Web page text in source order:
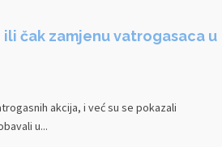
čak zamjenu vatrogasaca u
akcija, i već su se pokazali
u...